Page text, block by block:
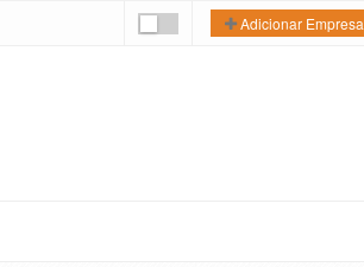
Adicionar Empresa